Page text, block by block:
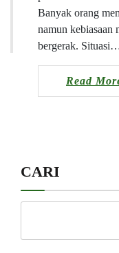
Banyak orang
namun kebiasaan
bergerak.
Read
CARI